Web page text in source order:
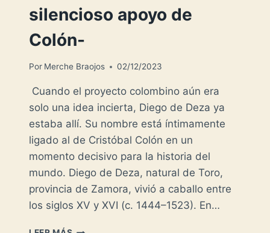
silencioso apoyo de
Colón-
Por Merche Braojos 02/12/2023
Cuando el proyecto colombino aún era
solo una idea incierta, Diego de Deza ya
estaba allí. Su nombre está íntimamente
ligado al de Cristóbal Colón en un
momento decisivo para la historia del
mundo. Diego de Deza, natural de Toro,
provincia de Zamora, vivió a caballo entre
los siglos XV y XVI (c. 1444–1523). En…
DIEGO